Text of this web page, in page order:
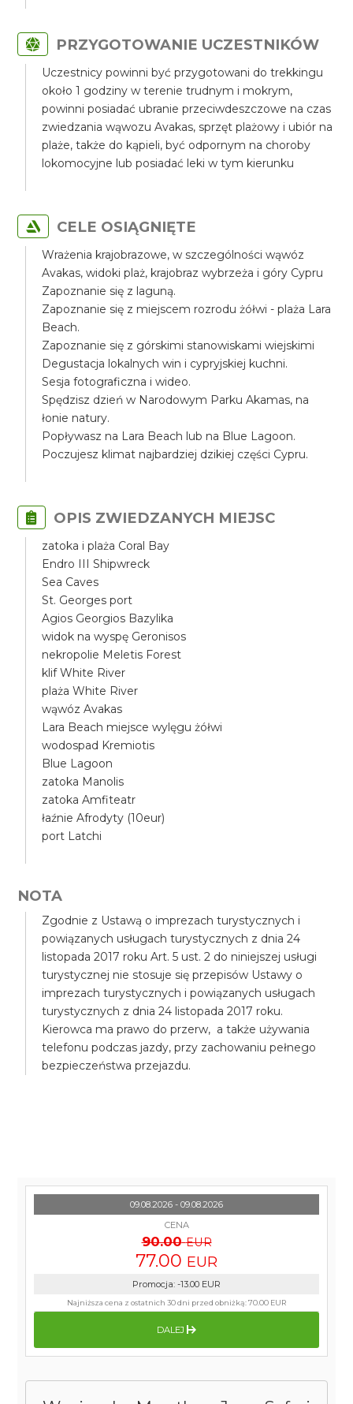
PRZYGOTOWANIE UCZESTNIKÓW
Uczestnicy powinni być przygotowani do trekkingu
około 1 godziny w terenie trudnym i mokrym,
powinni posiadać ubranie przeciwdeszczowe na czas
zwiedzania wąwozu Avakas, sprzęt plażowy i ubiór na
plaże, także do kąpieli, być odpornym na choroby
lokomocyjne lub posiadać leki w tym kierunku
CELE OSIĄGNIĘTE
Wrażenia krajobrazowe, w szczególności wąwóz
Avakas, widoki plaż, krajobraz wybrzeża i góry Cypru
Zapoznanie się z laguną.
Zapoznanie się z miejscem rozrodu żółwi - plaża Lara
Beach.
Zapoznanie się z górskimi stanowiskami wiejskimi
Degustacja lokalnych win i cypryjskiej kuchni.
Sesja fotograficzna i wideo.
Spędzisz dzień w Narodowym Parku Akamas, na
łonie natury.
Popływasz na Lara Beach lub na Blue Lagoon.
Poczujesz klimat najbardziej dzikiej części Cypru.
OPIS ZWIEDZANYCH MIEJSC
zatoka i plaża Coral Bay
Endro III Shipwreck
Sea Caves
St. Georges port
Agios Georgios Bazylika
widok na wyspę Geronisos
nekropolie Meletis Forest
klif White River
plaża White River
wąwóz Avakas
Lara Beach miejsce wylęgu żółwi
wodospad Kremiotis
Blue Lagoon
zatoka Manolis
zatoka Amfiteatr
łaźnie Afrodyty (10eur)
port Latchi
NOTA
Zgodnie z Ustawą o imprezach turystycznych i
powiązanych usługach turystycznych z dnia 24
listopada 2017 roku Art. 5 ust. 2 do niniejszej usługi
turystycznej nie stosuje się przepisów Ustawy o
imprezach turystycznych i powiązanych usługach
turystycznych z dnia 24 listopada 2017 roku.
Kierowca ma prawo do przerw, a także używania
telefonu podczas jazdy, przy zachowaniu pełnego
bezpieczeństwa przejazdu.
09.08.2026 - 09.08.2026
CENA
90.00 EUR
77.00 EUR
Promocja: -13.00 EUR
Najniższa cena z ostatnich 30 dni przed obniżką:70.00 EUR
DALEJ